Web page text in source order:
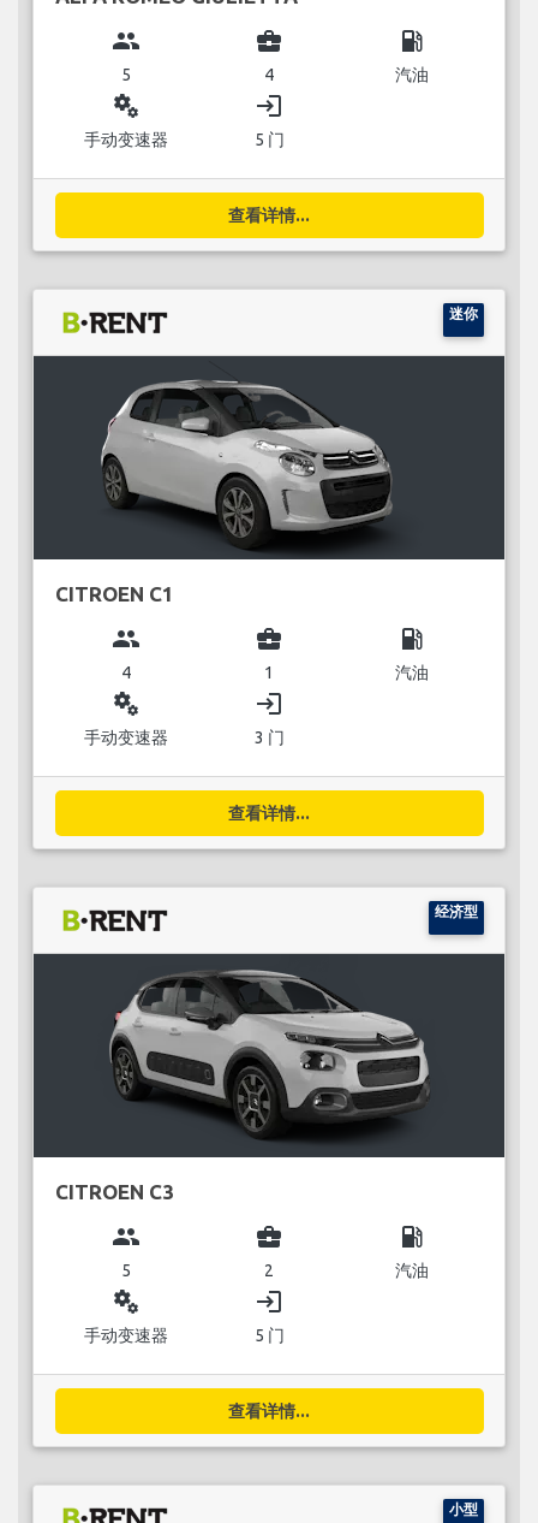
group
5
business_center
4
local_gas_station
汽油
miscellaneous_services
手动变速器
login
5 门
查看详情...
迷你
CITROEN C1
group
4
business_center
1
local_gas_station
汽油
miscellaneous_services
手动变速器
login
3 门
查看详情...
经济型
CITROEN C3
group
5
business_center
2
local_gas_station
汽油
miscellaneous_services
手动变速器
login
5 门
查看详情...
小型